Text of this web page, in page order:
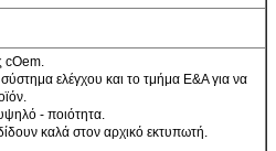
cOem.
ελέγχου και το τμήμα Ε&Α για να
- ποιότητα.
καλά στον αρχικό εκτυπωτή.